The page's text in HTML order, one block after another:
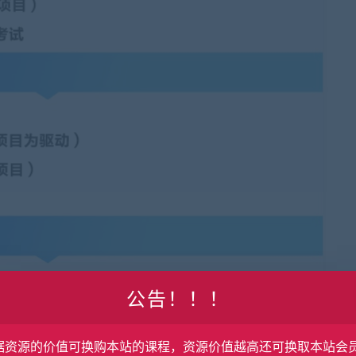
公告！！！
资源的价值可换购本站的课程，资源价值越高还可换取本站会